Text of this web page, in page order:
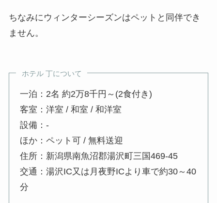
ちなみにウィンターシーズンはペットと同伴でき
ません。
ホテル 丁について
一泊：2名 約2万8千円～(2食付き)
客室：洋室 / 和室 / 和洋室
設備：-
ほか：ペット可 / 無料送迎
住所：新潟県南魚沼郡湯沢町三国469-45
交通：湯沢IC又は月夜野ICより車で約30～40
分